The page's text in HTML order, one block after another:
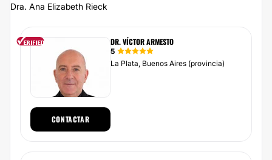
Dra. Ana Elizabeth Rieck
DR. VÍCTOR ARMESTO
5
La Plata, Buenos Aires (provincia)
CONTACTAR